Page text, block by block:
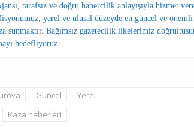
tarafsız ve doğru habercilik anlayışıyla hizmet
yerel ve ulusal düzeyde en güncel ve
sunmaktır. Bağımsız gazetecilik ilkelerimiz
hedefliyoruz.
Güncel
Yerel
Kaza haberleri